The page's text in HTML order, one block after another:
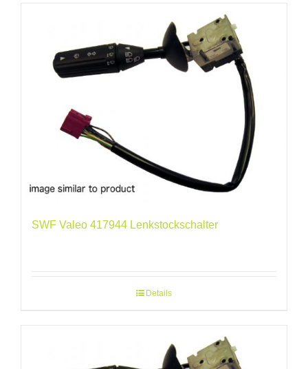
SWF Valeo 417944 Lenkstockschalter
Details